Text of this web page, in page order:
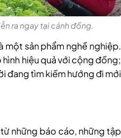
ra ngay tại cánh đồng.
một sản phẩm nghề nghiệp.
hiệu quả với cộng đồng;
đang tìm kiếm hướng đi mới
những báo cáo, những tập